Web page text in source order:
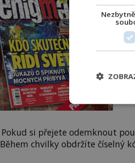
Pokud si přejete odemknout
Během chvilky obdržíte číselný